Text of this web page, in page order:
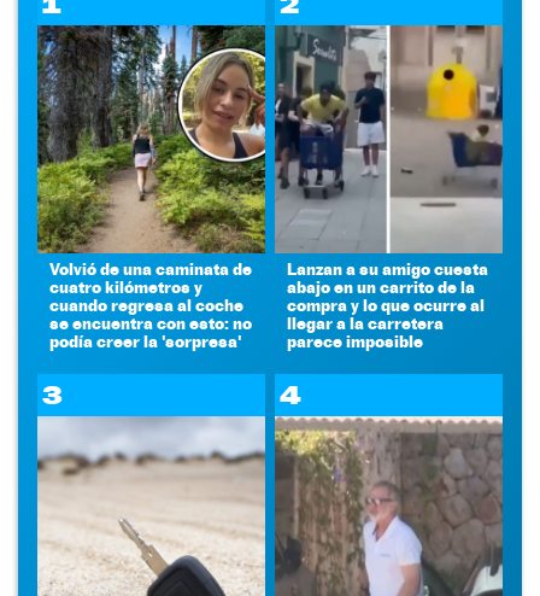
Volvió de una caminata de
cuatro kilómetros y
cuando regresa al coche
se encuentra con esto: no
podía creer la 'sorpresa'
Lanzan a su amigo cuesta
abajo en un carrito de la
compra y lo que ocurre al
llegar a la carretera
parece imposible
3 4